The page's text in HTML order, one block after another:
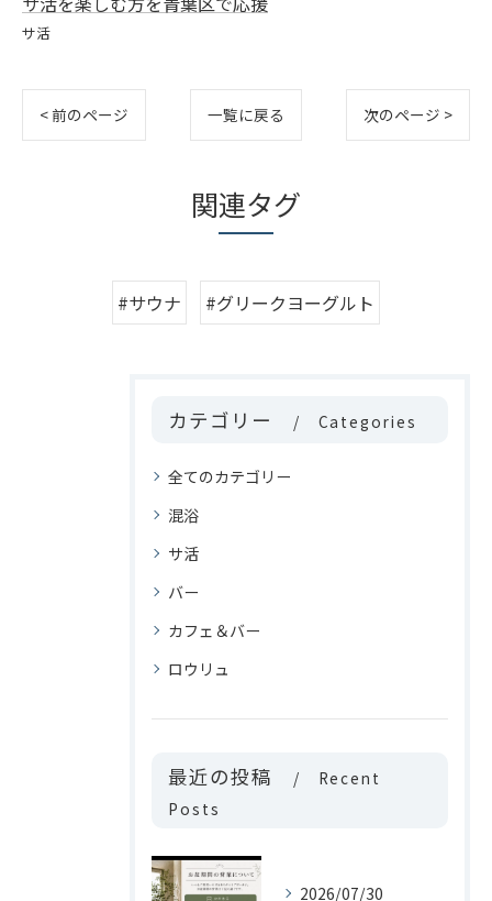
サ活
< 前のページ 一覧に戻る 次のページ >
関連タグ
#サウナ #グリークヨーグルト
カテゴリー Categories
全てのカテゴリー
混浴
サ活
バー
カフェ＆バー
ロウリュ
最近の投稿
Recent
Posts
2026/07/30